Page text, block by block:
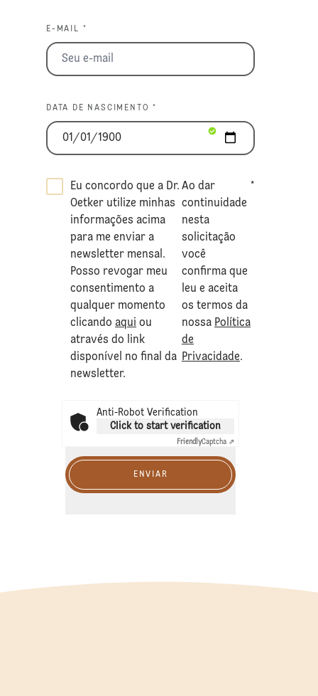
E-MAIL *
DATA DE NASCIMENTO *
Eu concordo que a Dr.
Oetker utilize minhas
informações acima
para me enviar a
newsletter mensal.
Posso revogar meu
consentimento a
qualquer momento
clicando aqui ou
através do link
disponível no final da
newsletter.
Ao dar
continuidade
nesta
solicitação
você
confirma que
leu e aceita
os termos da
nossa Política
de
Privacidade.
*
Anti-Robot Verification
Click to start verification
FriendlyCaptcha ⇗
ENVIAR